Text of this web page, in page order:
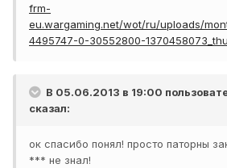
frm-
eu.wargaming.net/wot/ru/uploads/
4495747-0-30552800-
В 05.06.2013 в 19:00
сказал:
ок спасибо понял! просто паторны
*** не знал!